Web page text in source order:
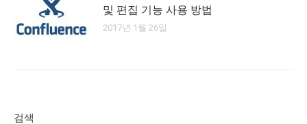
및 편집 기능 사용 방법
2017년 1월 26일
검색